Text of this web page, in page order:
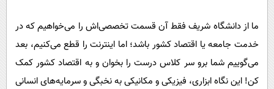
ما از دانشگاه شریف فقط آن قسمت تخصصی‌اش را می‌خواهیم که در
خدمت جامعه یا اقتصاد کشور باشد؛ اما اینترنت را قطع می‌کنیم، بعد
می‌گوییم شما برو سر کلاس درست را بخوان و به اقتصاد کشور کمک
کن! این نگاه ابزاری، فیزیکی و مکانیکی به نخبگی و سرمایه‌های انسانی